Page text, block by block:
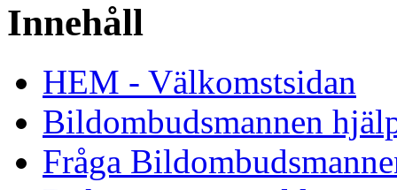
Innehåll
HEM - Välkomstsidan
Bildombudsmannen
Fråga